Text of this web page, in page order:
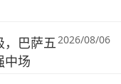
，巴萨五
中场
2026/08/06